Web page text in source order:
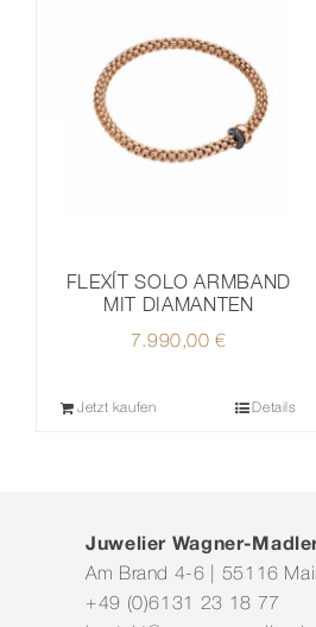
FLEXÍT SOLO ARMBAND
MIT DIAMANTEN
7.990,00€
Jetzt kaufen Details
Juwelier Wagner-
Am Brand 4-6 | 55116
+49 (0)6131 23 18 77